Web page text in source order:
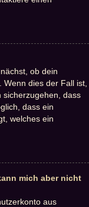
ob dein
dies der Fall ist,
sicherzugehen, dass
dass ein
welches ein
mich aber nicht
aus